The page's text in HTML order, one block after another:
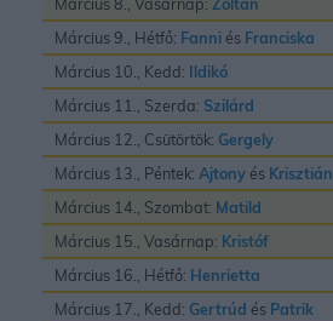
Március 9., Hétfő: Fanni és Franciska
Március 10., Kedd: Ildikó
Március 11., Szerda: Szilárd
Március 12., Csütörtök: Gergely
Március 13., Péntek: Ajtony és Krisztián
Március 14., Szombat: Matild
Március 15., Vasárnap: Kristóf
Március 16., Hétfő: Henrietta
Március 17., Kedd: Gertrúd és Patrik